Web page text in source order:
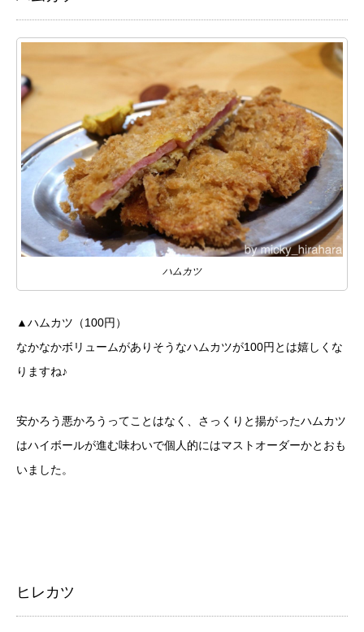
ハムカツ
▲ハムカツ（100円）
なかなかボリュームがありそうなハムカツが100円とは嬉しくな
りますね♪
安かろう悪かろうってことはなく、さっくりと揚がったハムカツ
はハイボールが進む味わいで個人的にはマストオーダーかとおも
いました。
ヒレカツ